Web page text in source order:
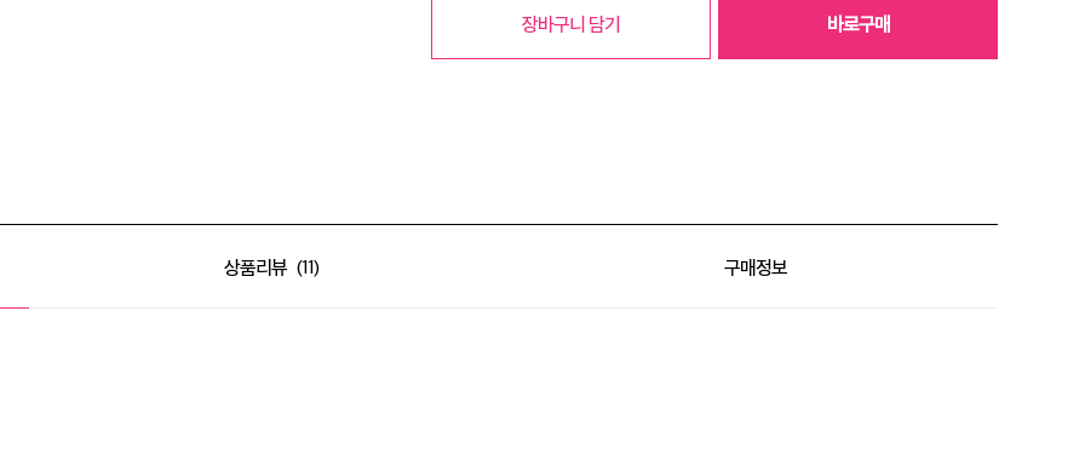
장바구니 담기 바로구매
상품리뷰 11 구매정보